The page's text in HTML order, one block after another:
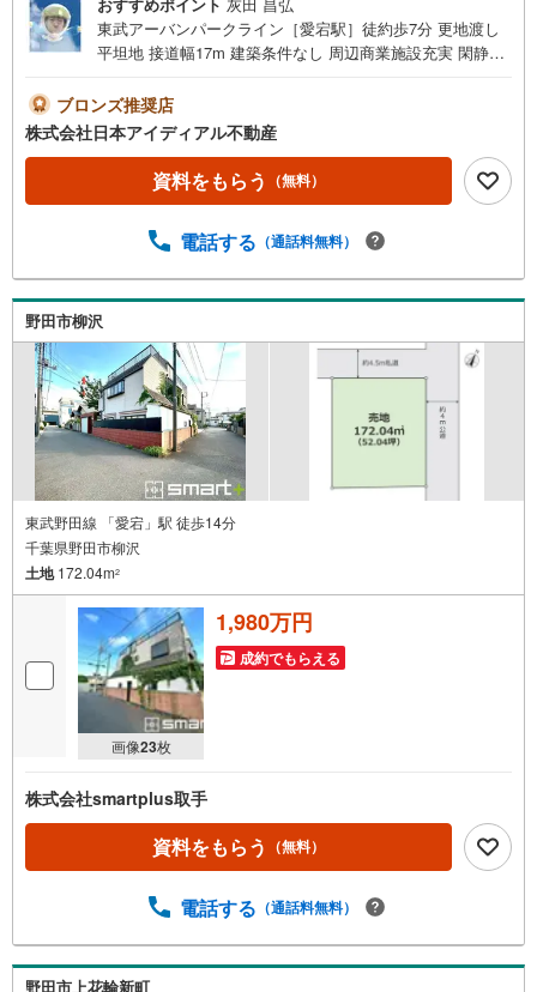
東武アーバンパークライン［愛宕駅］徒約歩7分 更地渡し
平坦地 接道幅17m 建築条件なし 周辺商業施設充実 閑静な
ブロンズ推奨店
株式会社日本アイディアル不動産
資料をもらう （無料）
電話する （通話料無料）
野田市柳沢
東武野田線 「愛宕」駅 徒歩14分
千葉県野田市柳沢
土地172.04m2
画像23枚
1,980万円
成約でもらえる
株式会社smartplus取手
資料をもらう （無料）
電話する （通話料無料）
野田市上花輪新町